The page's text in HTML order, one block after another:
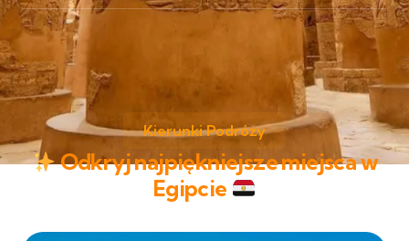
Kierunki Podróży
Odkryj najpiękniejsze miejsca w
Egipcie